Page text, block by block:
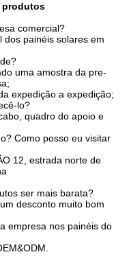
produtos
comercial?
dos painéis solares em
uma amostra da pre-
expedição a expedição;
lo?
quadro do apoio e
Como posso eu visitar
12, estrada norte de
ser mais barata?
desconto muito bom
empresa nos painéis do